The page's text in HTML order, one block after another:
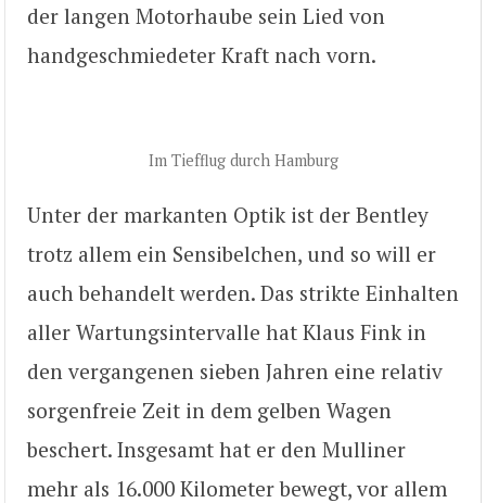
der langen Motorhaube sein Lied von
handgeschmiedeter Kraft nach vorn.
Im Tiefflug durch Hamburg
Unter der markanten Optik ist der Bentley
trotz allem ein Sensibelchen, und so will er
auch behandelt werden. Das strikte Einhalten
aller Wartungsintervalle hat Klaus Fink in
den vergangenen sieben Jahren eine relativ
sorgenfreie Zeit in dem gelben Wagen
beschert. Insgesamt hat er den Mulliner
mehr als 16.000 Kilometer bewegt, vor allem